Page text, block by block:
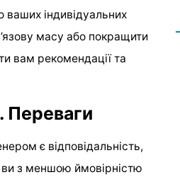
ваших індивідуальних
масу або покращити
вам рекомендації та
Переваги
є відповідальність,
з меншою ймовірністю